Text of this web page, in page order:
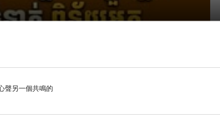
聲另一個共鳴的